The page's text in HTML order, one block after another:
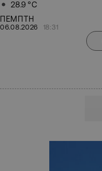
28.9 °C
ΠΕΜΠΤΗ
06.08.2026 18:31